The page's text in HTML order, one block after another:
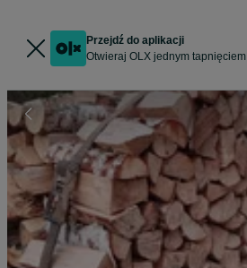
Przejdź do aplikacji
Otwieraj OLX jednym tapnięciem